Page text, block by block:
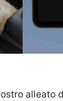
alleato